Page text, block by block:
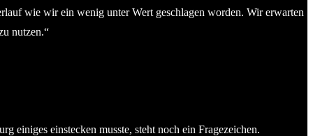
wie wir ein wenig unter Wert geschlagen worden. Wir erwarten
nutzen.“
einstecken musste, steht noch ein Fragezeichen.